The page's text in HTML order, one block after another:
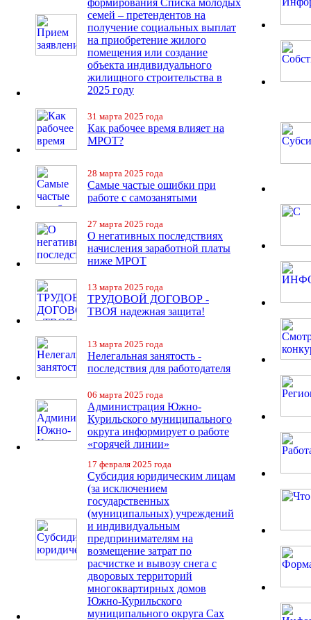
формирования Списка молодых
семей – претендентов на
получение социальных выплат
на приобретение жилого
помещения или создание
объекта индивидуального
жилищного строительства в
2025 году
31 марта 2025 года
Как рабочее время влияет на
МРОТ?
28 марта 2025 года
Самые частые ошибки при
работе с самозанятыми
27 марта 2025 года
О негативных последствиях
начисления заработной платы
ниже МРОТ
13 марта 2025 года
ТРУДОВОЙ ДОГОВОР -
ТВОЯ надежная защита!
13 марта 2025 года
Нелегальная занятость -
последствия для работодателя
06 марта 2025 года
Администрация Южно-
Курильского муниципального
округа информирует о работе
«горячей линии»
17 февраля 2025 года
Субсидия юридическим лицам
(за исключением
государственных
(муниципальных) учреждений
и индивидуальным
предпринимателям на
возмещение затрат по
расчистке и вывозу снега с
дворовых территорий
многоквартирных домов
Южно-Курильского
муниципального округа Сах